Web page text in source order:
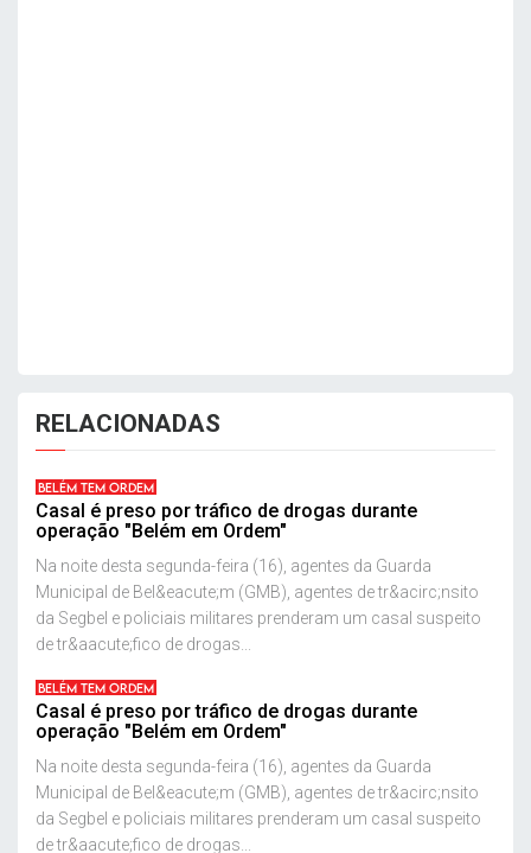
RELACIONADAS
BELÉM TEM ORDEM
Casal é preso por tráfico de drogas durante
operação "Belém em Ordem"
Na noite desta segunda-feira (16), agentes da Guarda
Municipal de Bel&eacute;m (GMB), agentes de tr&acirc;nsito
da Segbel e policiais militares prenderam um casal suspeito
de tr&aacute;fico de drogas...
BELÉM TEM ORDEM
Casal é preso por tráfico de drogas durante
operação "Belém em Ordem"
Na noite desta segunda-feira (16), agentes da Guarda
Municipal de Bel&eacute;m (GMB), agentes de tr&acirc;nsito
da Segbel e policiais militares prenderam um casal suspeito
de tr&aacute;fico de drogas...